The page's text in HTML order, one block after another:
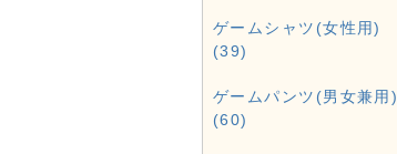
ゲームシャツ(女性用)
(39)
ゲームパンツ(男女兼用)
(60)